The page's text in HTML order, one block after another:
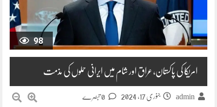
98
امریکا کی پاکستان، عراق اور شام میں ایرانی حملوں کی مذمت
admin جنوری 17, 2024